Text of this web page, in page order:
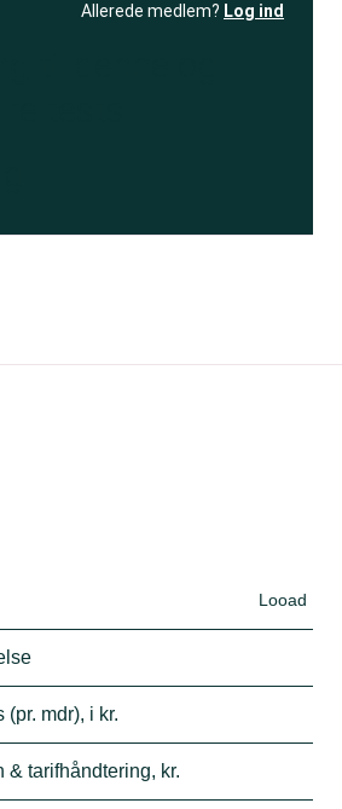
Allerede medlem? Log ind
Looad
mdr), i kr.
& tarifhåndtering, kr.